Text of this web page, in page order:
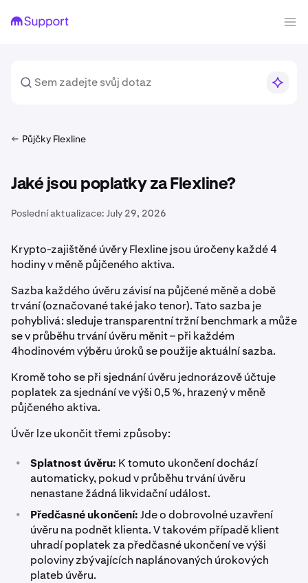
Půjčky Flexline
Jaké jsou poplatky za Flexline?
Poslední aktualizace: July 29, 2026
Krypto-zajištěné úvěry Flexline jsou úročeny každé 4
hodiny v měně půjčeného aktiva.
Sazba každého úvěru závisí na půjčené měně a době
trvání (označované také jako tenor). Tato sazba je
pohyblivá: sleduje transparentní tržní benchmark a může
se v průběhu trvání úvěru měnit – při každém
4hodinovém výběru úroků se použije aktuální sazba.
Kromě toho se při sjednání úvěru jednorázově účtuje
poplatek za sjednání ve výši 0,5 %, hrazený v měně
půjčeného aktiva.
Úvěr lze ukončit třemi způsoby:
• Splatnost úvěru: K tomuto ukončení dochází
automaticky, pokud v průběhu trvání úvěru
nenastane žádná likvidační událost.
• Předčasné ukončení:Jde o dobrovolné uzavření
úvěru na podnět klienta. V takovém případě klient
uhradí poplatek za předčasné ukončení ve výši
poloviny zbývajících naplánovaných úrokových
plateb úvěru.